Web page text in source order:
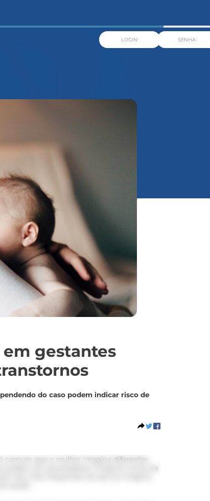
em gestantes
do caso podem indicar risco de
comum que a mulher imagine diferentes
podem ser assustadores. Imaginar cenas de
são mais frequentes do que se imagina,
saúde.